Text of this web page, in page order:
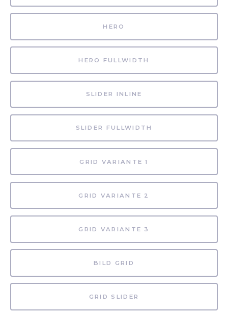
HERO
HERO FULLWIDTH
SLIDER INLINE
SLIDER FULLWIDTH
GRID VARIANTE 1
GRID VARIANTE 2
GRID VARIANTE 3
BILD GRID
GRID SLIDER